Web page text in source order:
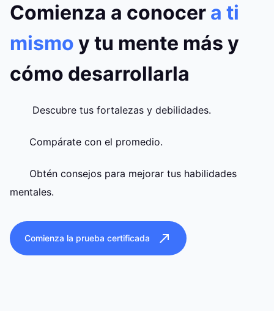
Comienza a conocer a ti
mismo y tu mente más y
cómo desarrollarla
Descubre tus fortalezas y debilidades.
Compárate con el promedio.
Obtén consejos para mejorar tus habilidades
mentales.
Comienza la prueba certificada